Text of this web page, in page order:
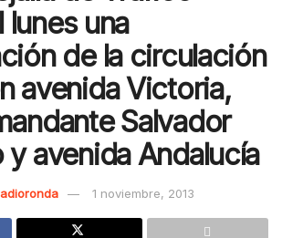
lunes una
de la circulación
avenida Victoria,
Salvador
y avenida Andalucía
1 noviembre, 2013